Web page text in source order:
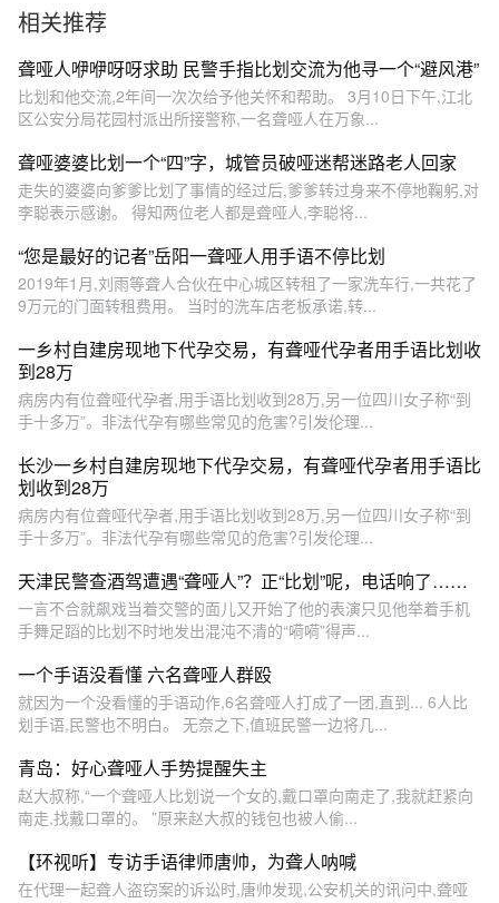
相关推荐
聋哑人咿咿呀呀求助 民警手指比划交流为他寻一个“避风港”
比划和他交流,2年间一次次给予他关怀和帮助。 3月10日下午,江北
区公安分局花园村派出所接警称,一名聋哑人在万象...
聋哑婆婆比划一个“四”字，城管员破哑迷帮迷路老人回家
走失的婆婆向爹爹比划了事情的经过后,爹爹转过身来不停地鞠躬,对
李聪表示感谢。 得知两位老人都是聋哑人,李聪将...
“您是最好的记者”岳阳一聋哑人用手语不停比划
2019年1月,刘雨等聋人合伙在中心城区转租了一家洗车行,一共花了
9万元的门面转租费用。 当时的洗车店老板承诺,转...
一乡村自建房现地下代孕交易，有聋哑代孕者用手语比划收
到28万
病房内有位聋哑代孕者,用手语比划收到28万,另一位四川女子称“到
手十多万”。非法代孕有哪些常见的危害?引发伦理...
长沙一乡村自建房现地下代孕交易，有聋哑代孕者用手语比
划收到28万
病房内有位聋哑代孕者,用手语比划收到28万,另一位四川女子称“到
手十多万”。非法代孕有哪些常见的危害?引发伦理...
天津民警查酒驾遭遇“聋哑人”？正“比划”呢，电话响了……
一言不合就飙戏当着交警的面儿又开始了他的表演只见他举着手机
手舞足蹈的比划不时地发出混沌不清的“嗬嗬”得声...
一个手语没看懂 六名聋哑人群殴
就因为一个没看懂的手语动作,6名聋哑人打成了一团,直到... 6人比
划手语,民警也不明白。 无奈之下,值班民警一边将几...
青岛：好心聋哑人手势提醒失主
赵大叔称,“一个聋哑人比划说一个女的,戴口罩向南走了,我就赶紧向
南走,找戴口罩的。 ”原来赵大叔的钱包也被人偷...
【环视听】专访手语律师唐帅，为聋人呐喊
在代理一起聋人盗窃案的诉讼时,唐帅发现,公安机关的讯问中,聋哑